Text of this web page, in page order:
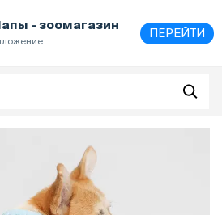
- зоомагазин
ПЕРЕЙТИ